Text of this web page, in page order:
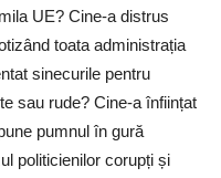
UE? Cine-a distrus
toata administrația
sinecurile pentru
sau rude? Cine-a înființat
pumnul în gură
politicienilor corupți și